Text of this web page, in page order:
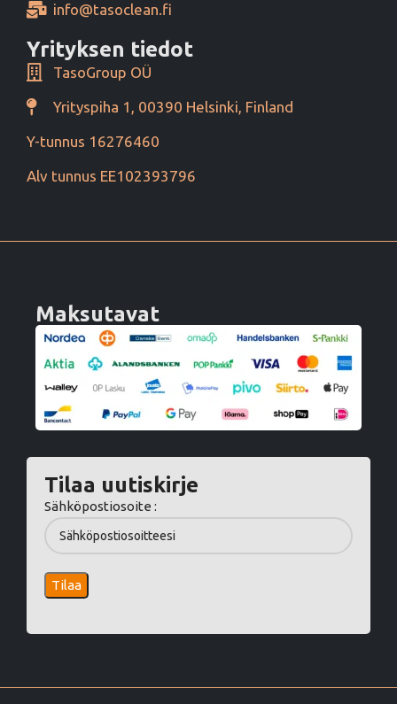
info@tasoclean.fi
Yrityksen tiedot
TasoGroup OÜ
Yrityspiha 1, 00390 Helsinki, Finland
Y-tunnus 16276460
Alv tunnus EE102393796
Maksutavat
Tilaa uutiskirje
Sähköpostiosoite :